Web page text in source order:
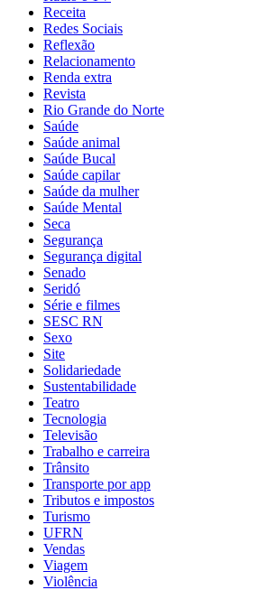
Receita
Redes Sociais
Reflexão
Relacionamento
Renda extra
Revista
Rio Grande do Norte
Saúde
Saúde animal
Saúde Bucal
Saúde capilar
Saúde da mulher
Saúde Mental
Seca
Segurança
Segurança digital
Senado
Seridó
Série e filmes
SESC RN
Sexo
Site
Solidariedade
Sustentabilidade
Teatro
Tecnologia
Televisão
Trabalho e carreira
Trânsito
Transporte por app
Tributos e impostos
Turismo
UFRN
Vendas
Viagem
Violência